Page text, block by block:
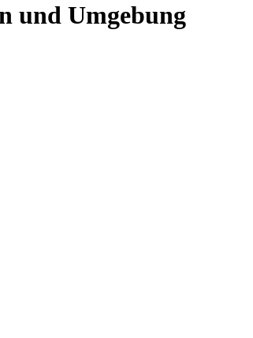
und Umgebung